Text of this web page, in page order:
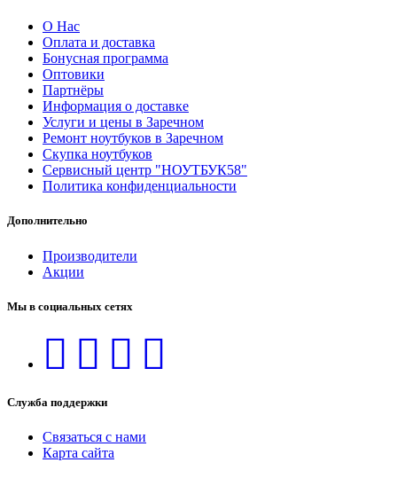
О Нас
Оплата и доставка
Бонусная программа
Оптовики
Партнёры
Информация о доставке
Услуги и цены в Заречном
Ремонт ноутбуков в Заречном
Скупка ноутбуков
Сервисный центр "НОУТБУК58"
Политика конфиденциальности
Дополнительно
Производители
Акции
Мы в социальных сетях
Служба поддержки
Связаться с нами
Карта сайта